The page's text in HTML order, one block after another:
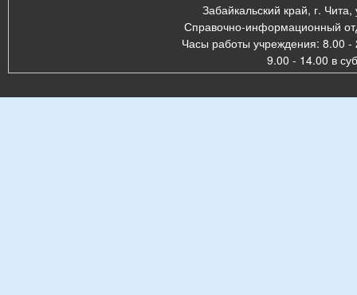
Забайкальский край, г. Чита,
Справочно-информационный
Часы работы учреждения: 8.00 -
9.00 - 14.00 в